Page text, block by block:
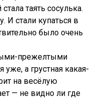
таять сосулька.
И стали купаться в
было очень
прежелтыми
а грустная какая-
на весёлую
— не видно ли где